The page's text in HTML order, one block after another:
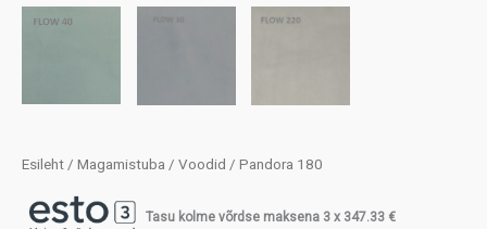
Esileht / Magamistuba / Voodid / Pandora 180
Tasu kolme võrdse maksena 3 x 347.33 €